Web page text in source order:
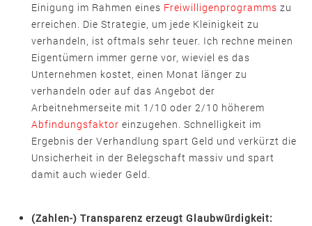
Einigung im Rahmen eines Freiwilligenprogramms zu
erreichen. Die Strategie, um jede Kleinigkeit zu
verhandeln, ist oftmals sehr teuer. Ich rechne meinen
Eigentümern immer gerne vor, wieviel es das
Unternehmen kostet, einen Monat länger zu
verhandeln oder auf das Angebot der
Arbeitnehmerseite mit 1/10 oder 2/10 höherem
Abfindungsfaktor einzugehen. Schnelligkeit im
Ergebnis der Verhandlung spart Geld und verkürzt die
Unsicherheit in der Belegschaft massiv und spart
damit auch wieder Geld.
(Zahlen-) Transparenz erzeugt Glaubwürdigkeit: